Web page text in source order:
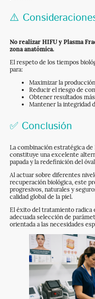
⚠️
No realizar HIFU y Plasma
zona anatómica.
El respeto de los tiempos
para:
Maximizar la
Reducir el riesgo de
Obtener resultados
Mantener la integridad
✅ Conclusión
La combinación estratégica de
constituye una excelente
papada y la redefinición del
Al actuar sobre diferentes
recuperación biológica, este
progresivos, naturales y
calidad global de la piel.
El éxito del tratamiento radica
adecuada selección de
orientada a las necesidades